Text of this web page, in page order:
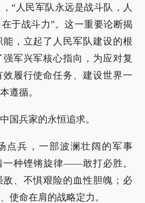
“人民军队永远是战斗队，人
于战斗力”。这一重要论断揭
，立起了人民军队建设的根
军兴军核心指向，为应对复
履行使命任务、建设世界一
遵循。
兵家的永恒追求。
点兵，一部波澜壮阔的军事
一种铿锵旋律——敢打必胜。
、不惧艰险的血性胆魄；必
使命在肩的战略定力。